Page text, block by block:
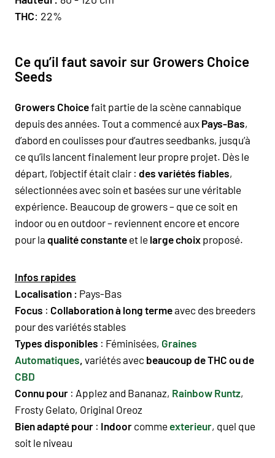
THC: 22%
Ce qu’il faut savoir sur Growers Choice
Seeds
Growers Choicefait partie de la scène cannabique
depuis des années. Tout a commencé aux Pays-Bas,
d’abord en coulisses pour d’autres seedbanks, jusqu’à
ce qu’ils lancent finalement leur propre projet. Dès le
départ, l’objectif était clair : des variétés fiables,
sélectionnées avec soin et basées sur une véritable
expérience. Beaucoup de growers – que ce soit en
indoor ou en outdoor – reviennent encore et encore
pour la qualité constante et le large choix proposé.
Infos rapides
Localisation : Pays-Bas
Focus : Collaboration à long termeavec des breeders
pour des variétés stables
Types disponibles : Féminisées, Graines
Automatiques variétés avec beaucoup de THC ou de
CBD
Connu pour : Applez and Bananaz, Rainbow Runtz,
Frosty Gelato, Original Oreoz
Bien adapté pour : Indoor commeexterieur, quel que
soit le niveau